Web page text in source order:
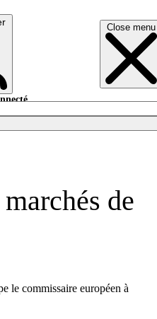
Close menu
de
le commissaire européen à